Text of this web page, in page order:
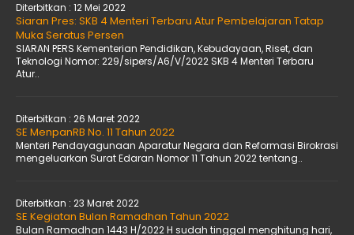
Diterbitkan : 12 Mei 2022
Siaran Pres: SKB 4 Menteri Terbaru Atur Pembelajaran Tatap
Muka Seratus Persen
SIARAN PERS Kementerian Pendidikan, Kebudayaan, Riset, dan
Teknologi Nomor: 229/sipers/A6/V/2022 SKB 4 Menteri Terbaru
Atur..
Diterbitkan : 26 Maret 2022
SE MenpanRB No. 11 Tahun 2022
Menteri Pendayagunaan Aparatur Negara dan Reformasi Birokrasi
mengeluarkan Surat Edaran Nomor 11 Tahun 2022 tentang..
Diterbitkan : 23 Maret 2022
SE Kegiatan Bulan Ramadhan Tahun 2022
Bulan Ramadhan 1443 H/2022 H sudah tinggal menghitung hari,